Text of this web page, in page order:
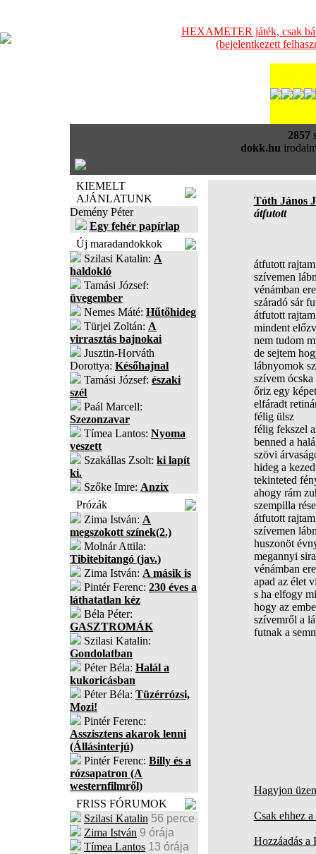
HEXAMETER játék, csak
(bejelentkezett
2857
dokk.hu
KIEMELT
AJÁNLATUNK
Demény Péter
Egy fehér papírlap
Új maradandokkok
Szilasi Katalin: A
haldokló
Tamási József:
üvegember
Nemes Máté: Hűtőhideg
Türjei Zoltán: A
virrasztás bajnokai
Jusztin-Horváth
Dorottya: Későhajnal
Tamási József: északi
szél
Paál Marcell:
Szezonzavar
Tímea Lantos: Nyoma
veszett
Szakállas Zsolt: ki lapít
ki.
Szőke Imre: Anzix
Prózák
Zima István: A
megszokott színek(2.)
Molnár Attila:
Tibitebitangó (jav.)
Zima István: A másik is
Pintér Ferenc: 230 éves a
láthatatlan kéz
Béla Péter:
GASZTROMÁK
Szilasi Katalin:
Gondolatban
Péter Béla: Halál a
kukoricásban
Péter Béla: Tüzérrózsi,
Mozi!
Pintér Ferenc:
Asszisztens akarok lenni
(Állásinterjú)
Pintér Ferenc: Billy és a
rózsapatron (A
westernfilmről)
FRISS FÓRUMOK
Szilasi Katalin 56 perce
Zima István 9 órája
Tímea Lantos 13 órája
Tóth János
átfutott
átfutott rajtam
szívemen
vénámban
száradó sár
átfutott rajtam
mindent
nem tudom
de sejtem
lábnyomok
szívem ócska
őriz egy képet
elfáradt
félig ülsz
félig fekszel
benned a
szövi
hideg a kezed
tekinteted
ahogy rám
szempilla
átfutott rajtam
szívemen
huszonöt
megannyi
vénámban
apad az élet
s ha elfogy
hogy az
szívemről a
futnak a
Hagyjon
Csak ehhez
Hozzáadás